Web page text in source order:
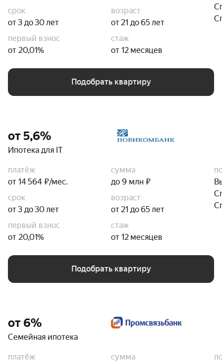
срок
от 3 до 30 лет
возраст
от 21 до 65 лет
первый взнос
от 20,01%
стаж
от 12 месяцев
Подобрать квартиру
от 5,6%
Ипотека для IT
платёж
от 14 564 ₽/мес.
сумма
до 9 млн ₽
срок
от 3 до 30 лет
возраст
от 21 до 65 лет
первый взнос
от 20,01%
стаж
от 12 месяцев
Подобрать квартиру
от 6%
Семейная ипотека
платёж
сумма